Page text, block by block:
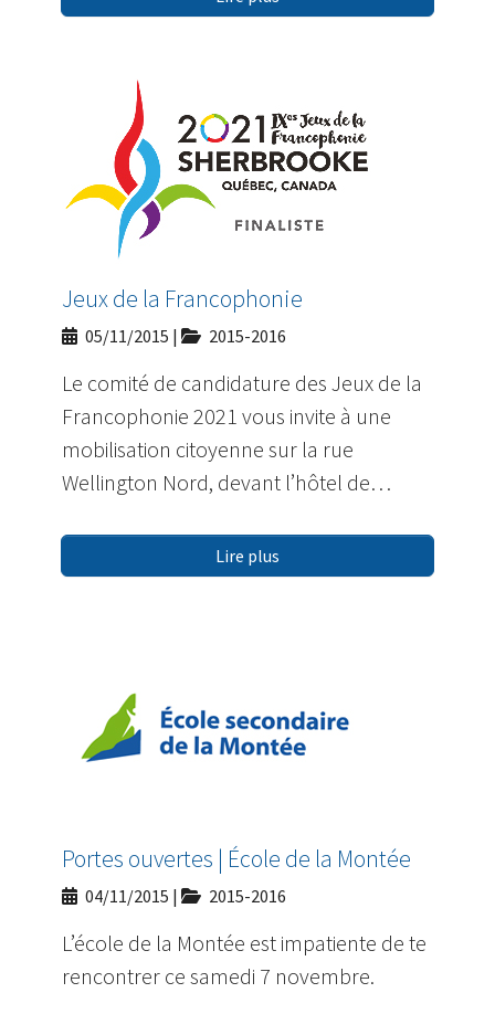
Jeux de la Francophonie
05/11/2015 | 2015-2016
Le comité de candidature des Jeux de la
Francophonie 2021 vous invite à une
mobilisation citoyenne sur la rue
Wellington Nord, devant l’hôtel de…
Lire plus
Portes ouvertes | École de la Montée
04/11/2015 | 2015-2016
L’école de la Montée est impatiente de te
rencontrer ce samedi 7 novembre.